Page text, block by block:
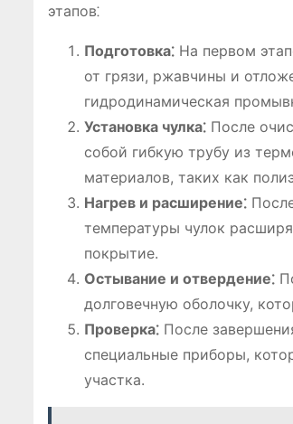
этапов⁚
Подготовка⁚ На первом
от грязи, ржавчины и
гидродинамическая
Установка чулка⁚ После
собой гибкую трубу из
материалов, таких как
Нагрев и расширение⁚
температуры чулок
покрытие.
Остывание и отвердение⁚
долговечную оболочку,
Проверка⁚ После
специальные приборы,
участка.